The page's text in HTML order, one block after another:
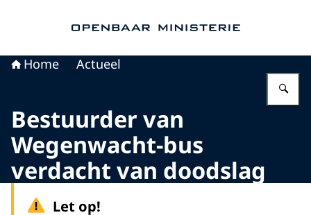
Home Actueel
Bestuurder van
Wegenwacht-bus
verdacht van doodslag
Let op!